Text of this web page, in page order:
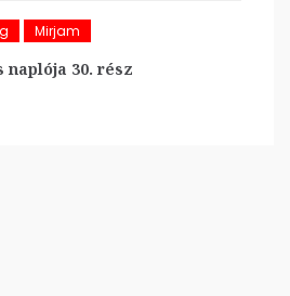
Mirjam
naplója 30. rész